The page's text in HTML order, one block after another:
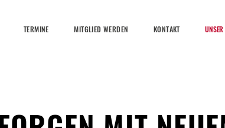
TERMINE MITGLIED WERDEN KONTAKT